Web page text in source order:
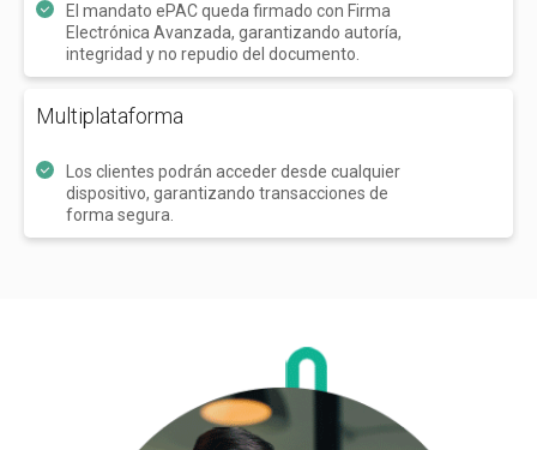
El mandato ePAC queda firmado con Firma
Electrónica Avanzada, garantizando autoría,
integridad y no repudio del documento.
Multiplataforma
Los clientes podrán acceder desde cualquier
dispositivo, garantizando transacciones de
forma segura.